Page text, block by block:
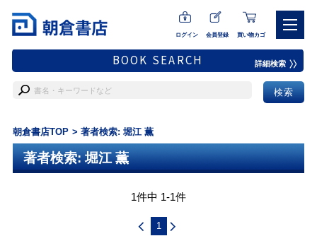
ログイン 会員登録 買い物カゴ
BOOK SEARCH 詳細検索
朝倉書店TOP 著者検索: 堀江 薫
著者検索: 堀江 薫
1件中 1-1件
1